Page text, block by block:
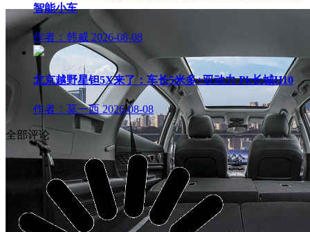
智能小车
作者：韩威 2026-08-08
北京越野星钽5X来了：车长5米多+双动力 Pk长城H10
作者：莫一西 2026-08-08
全部评论